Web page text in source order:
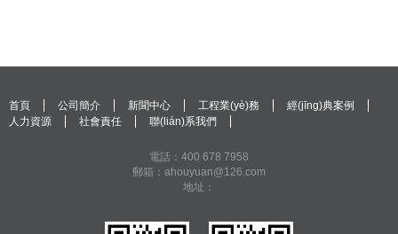
首頁 公司簡介 新聞中心 工程業(yè)務
經(jīng)典案例
人力資源
社會責任 聯(lián)系我們
電話：400 678 7958
郵箱：ahouyuan@126.com
地址：